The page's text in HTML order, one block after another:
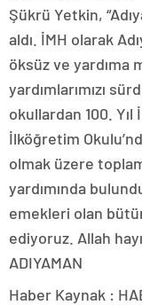
Şükrü Yetkin,
aldı. İMH olarak
öksüz ve yardıma
yardımlarımızı
okullardan 100. Yıl
İlköğretim
olmak üzere
yardımında
emekleri olan
ediyoruz. Allah
ADIYAMAN
Haber Kaynak :